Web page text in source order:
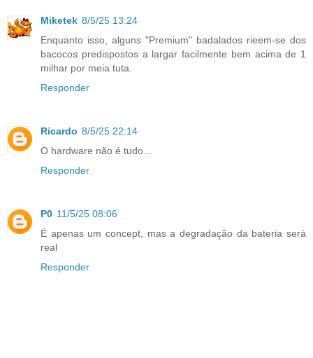
Miketek 8/5/25 13:24
Enquanto isso, alguns "Premium" badalados rieem-se dos
bacocos predispostos a largar facilmente bem acima de 1
milhar por meia tuta.
Responder
Ricardo 8/5/25 22:14
O hardware não é tudo...
Responder
P0 11/5/25 08:06
É apenas um concept, mas a degradação da bateria será
real
Responder